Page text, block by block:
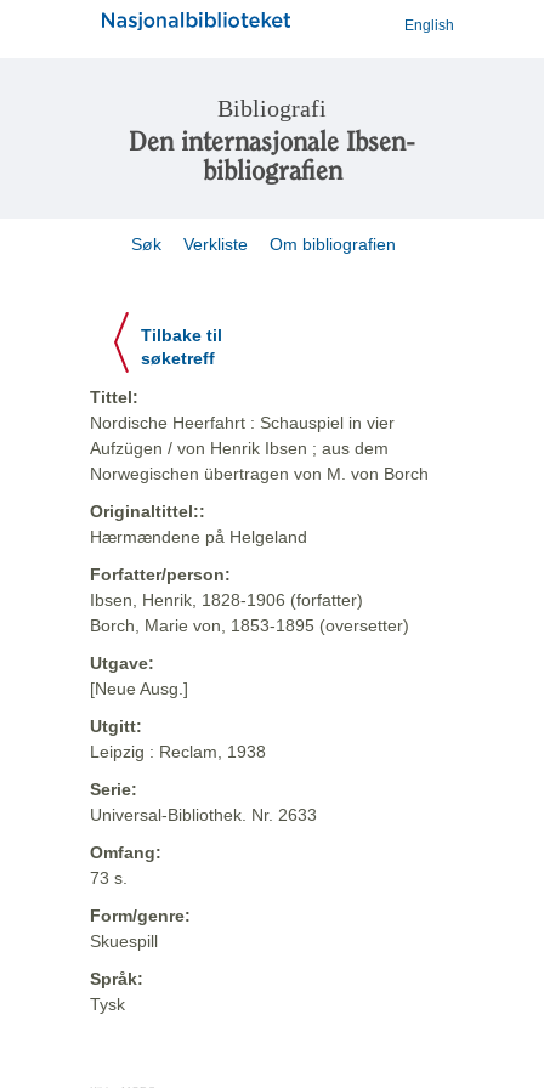
English
Bibliografi
Den internasjonale Ibsen-
bibliografien
Søk Verkliste Om bibliografien
Tilbake til
søketreff
Tittel:
Nordische Heerfahrt : Schauspiel in vier
Aufzügen / von Henrik Ibsen ; aus dem
Norwegischen übertragen von M. von Borch
Originaltittel::
Hærmændene på Helgeland
Forfatter/person:
Ibsen, Henrik, 1828-1906 (forfatter)
Borch, Marie von, 1853-1895 (oversetter)
Utgave:
[Neue Ausg.]
Utgitt:
Leipzig : Reclam, 1938
Serie:
Universal-Bibliothek. Nr. 2633
Omfang:
73 s.
Form/genre:
Skuespill
Språk:
Tysk